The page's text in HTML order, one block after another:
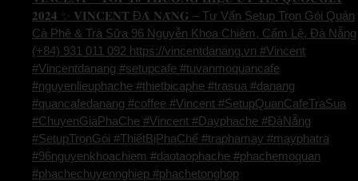
𝟐𝟎𝟐𝟒 ✨ 𝐕𝐈𝐍𝐂𝐄𝐍𝐓 Đ𝐀̀ 𝐍𝐀̆̃𝐍𝐆 – Tư Vấn Setup Trọn Gói Quán
Cà Phê & Trà Sữa 96 Nguyễn Khoa Chiêm, Cẩm Lệ, Đà Nẵng
(+84) 931 011 092 https://vincentdanang.vn #Vincent
#Vincentdanang #setupcafe #tuvanmoquancafe
#nguyenlieuphache #thietbicaphe #trasua #danang
#quancafedanang #coffee #Vincent #SetupQuanCafeTraSua
#ChuyenGiaPhaChe #Vincent #Dayphache #ĐàNẵng
#SetupTrọnGói #ThiếtBịPhaChế #traphamay #mayphatra
#96nguyenkhoachiem #daotaophache #phachemoquan
#phachechuyennghiep #phachetonghop